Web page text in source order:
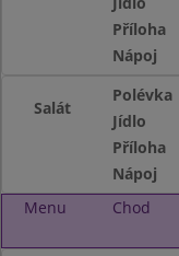
Příloha
Nápoj
Salát
Polévka
Jídlo
Příloha
Nápoj
Menu
Chod